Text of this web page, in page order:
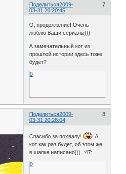
Поделиться 7
2009-
03-31 20:20:45
О, продолжение! Очень
люблю Ваши сериалы)))
А замечательный кот из
прошлой истории здесь тоже
будет?
0
Поделиться 8
2009-
03-31 20:28:04
Спасибо за похвалу!
А
кот как раз будет, об этом же
в шапке написано))) :47:
0